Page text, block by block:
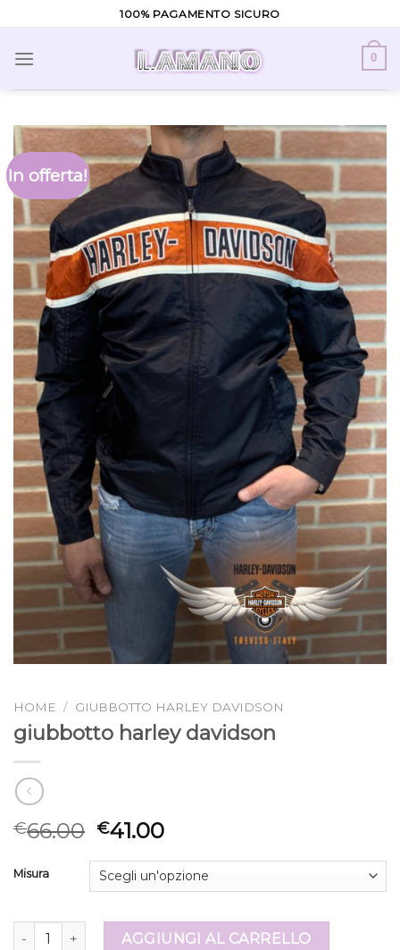
content
100% PAGAMENTO SICURO
0
In offerta!
HOME / GIUBBOTTO HARLEY DAVIDSON
giubbotto harley davidson
€66.00 €41.00
Misura
giubbotto harley davidson quantità
AGGIUNGI AL CARRELLO